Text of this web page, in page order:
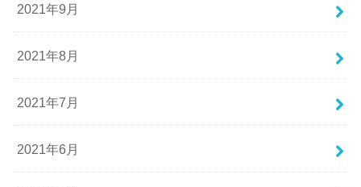
2021年9月
2021年8月
2021年7月
2021年6月